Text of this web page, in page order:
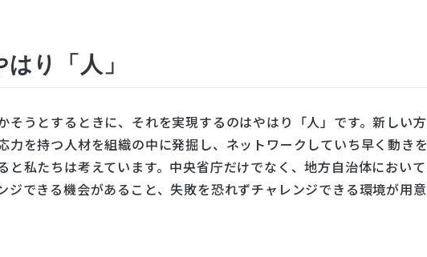
り「人」
そうとするときに、それを実現するのはやはり「人」です。新しい方
を持つ人材を組織の中に発掘し、ネットワークしていち早く動きを
私たちは考えています。中央省庁だけでなく、地方自治体において
できる機会があること、失敗を恐れずチャレンジできる環境が用意